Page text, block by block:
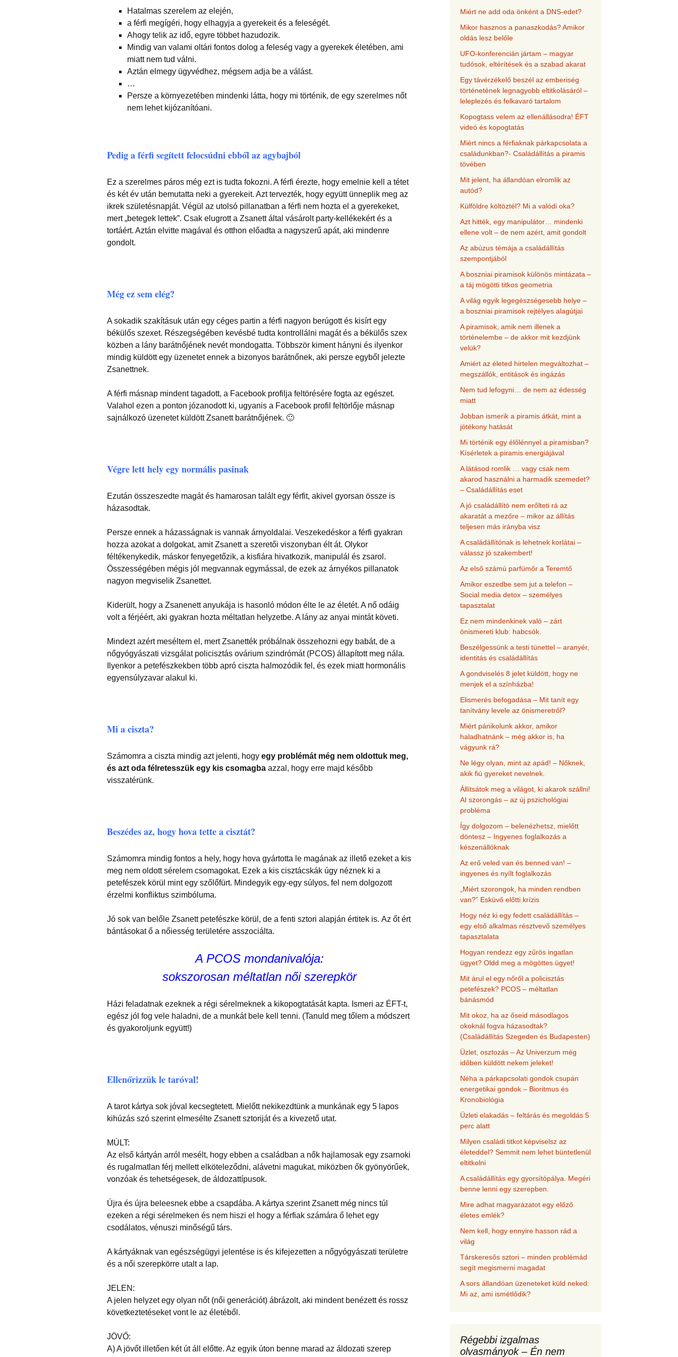
Hatalmas szerelem az elején,
a férfi megígéri, hogy elhagyja a gyerekeit és a feleségét.
Ahogy telik az idő, egyre többet hazudozik.
Mindig van valami oltári fontos dolog a feleség vagy a gyerekek életében, ami
miatt nem tud válni.
Aztán elmegy ügyvédhez, mégsem adja be a válást.
…
Persze a környezetében mindenki látta, hogy mi történik, de egy szerelmes nőt
nem lehet kijózanítóani.
Pedig a férfi segített felocsúdni ebből az agybajból
Ez a szerelmes páros még ezt is tudta fokozni. A férfi érezte, hogy emelnie kell a tétet
és két év után bemutatta neki a gyerekeit. Azt tervezték, hogy együtt ünneplik meg az
ikrek születésnapját. Végül az utolsó pillanatban a férfi nem hozta el a gyerekeket,
mert „betegek lettek”. Csak elugrott a Zsanett által vásárolt party-kellékekért és a
tortáért. Aztán elvitte magával és otthon előadta a nagyszerű apát, aki mindenre
gondolt.
Még ez sem elég?
A sokadik szakításuk után egy céges partin a férfi nagyon berúgott és kisírt egy
békülős szexet. Részegségében kevésbé tudta kontrollálni magát és a békülős szex
közben a lány barátnőjének nevét mondogatta. Többször kiment hányni és ilyenkor
mindig küldött egy üzenetet ennek a bizonyos barátnőnek, aki persze egyből jelezte
Zsanettnek.
A férfi másnap mindent tagadott, a Facebook profilja feltörésére fogta az egészet.
Valahol ezen a ponton józanodott ki, ugyanis a Facebook profil feltörlője másnap
sajnálkozó üzenetet küldött Zsanett barátnőjének. 🙂
Végre lett hely egy normális pasinak
Ezután összeszedte magát és hamarosan talált egy férfit, akivel gyorsan össze is
házasodtak.
Persze ennek a házasságnak is vannak árnyoldalai. Veszekedéskor a férfi gyakran
hozza azokat a dolgokat, amit Zsanett a szeretői viszonyban élt át. Olykor
féltékenykedik, máskor fenyegetőzik, a kisfiára hivatkozik, manipulál és zsarol.
Összességében mégis jól megvannak egymással, de ezek az árnyékos pillanatok
nagyon megviselik Zsanettet.
Kiderült, hogy a Zsanenett anyukája is hasonló módon élte le az életét. A nő odáig
volt a férjéért, aki gyakran hozta méltatlan helyzetbe. A lány az anyai mintát követi.
Mindezt azért meséltem el, mert Zsanették próbálnak összehozni egy babát, de a
nőgyógyászati vizsgálat policisztás ovárium szindrómát (PCOS) állapított meg nála.
Ilyenkor a petefészkekben több apró ciszta halmozódik fel, és ezek miatt hormonális
egyensúlyzavar alakul ki.
Mi a ciszta?
Számomra a ciszta mindig azt jelenti, hogy egy problémát még nem oldottuk meg,
és azt oda félretesszük egy kis csomagba azzal, hogy erre majd később
visszatérünk.
Beszédes az, hogy hova tette a cisztát?
Számomra mindig fontos a hely, hogy hova gyártotta le magának az illető ezeket a kis
meg nem oldott sérelem csomagokat. Ezek a kis cisztácskák úgy néznek ki a
petefészek körül mint egy szőlőfürt. Mindegyik egy-egy súlyos, fel nem dolgozott
érzelmi konfliktus szimbóluma.
Jó sok van belőle Zsanett petefészke körül, de a fenti sztori alapján értitek is. Az őt ért
bántásokat ő a nőiesség területére asszociálta.
A PCOS mondanivalója:
sokszorosan méltatlan női szerepkör
Házi feladatnak ezeknek a régi sérelmeknek a kikopogtatását kapta. Ismeri az ÉFT-t,
egész jól fog vele haladni, de a munkát bele kell tenni. (Tanuld meg tőlem a módszert
és gyakoroljunk együtt!)
Ellenőrizzük le taróval!
A tarot kártya sok jóval kecsegtetett. Mielőtt nekikezdtünk a munkának egy 5 lapos
kihúzás szó szerint elmesélte Zsanett sztoriját és a kivezető utat.
MÚLT:
Az első kártyán arról mesélt, hogy ebben a családban a nők hajlamosak egy zsarnoki
és rugalmatlan férj mellett elköteleződni, alávetni magukat, miközben ők gyönyörűek,
vonzóak és tehetségesek, de áldozattípusok.
Újra és újra beleesnek ebbe a csapdába. A kártya szerint Zsanett még nincs túl
ezeken a régi sérelmeken és nem hiszi el hogy a férfiak számára ő lehet egy
csodálatos, vénuszi minőségű társ.
A kártyáknak van egészségügyi jelentése is és kifejezetten a nőgyógyászati területre
és a női szerepkörre utalt a lap.
JELEN:
A jelen helyzet egy olyan nőt (női generációt) ábrázolt, aki mindent benézett és rossz
következtetéseket vont le az életéből.
JÖVŐ:
A) A jövőt illetően két út áll előtte. Az egyik úton benne marad az áldozati szerep
Miért ne add oda önként a DNS-edet?
Mikor hasznos a panaszkodás? Amikor
oldás lesz belőle
UFO-konferencián jártam – magyar
tudósok, eltérítések és a szabad akarat
Egy távérzékelő beszél az emberiség
történetének legnagyobb eltitkolásáról –
leleplezés és felkavaró tartalom
Kopogtass velem az ellenállásodra! ÉFT
videó és kopogtatás
Miért nincs a férfiaknak párkapcsolata a
családunkban?- Családállítás a piramis
tövében
Mit jelent, ha állandóan elromlik az
autód?
Külföldre költöztél? Mi a valódi oka?
Azt hitték, egy manipulátor… mindenki
ellene volt – de nem azért, amit gondolt
Az abúzus témája a családállítás
szempontjából
A boszniai piramisok különös mintázata –
a táj mögötti titkos geometria
A világ egyik legegészségesebb helye –
a boszniai piramisok rejtélyes alagútjai
A piramisok, amik nem illenek a
történelembe – de akkor mit kezdjünk
velük?
Amiért az életed hirtelen megváltozhat –
megszállók, entitások és ingázás
Nem tud lefogyni… de nem az édesség
miatt
Jobban ismerik a piramis átkát, mint a
jótékony hatását
Mi történik egy élőlénnyel a piramisban?
Kísérletek a piramis energiájával
A látásod romlik … vagy csak nem
akarod használni a harmadik szemedet?
– Családállítás eset
A jó családállító nem erőlteti rá az
akaratát a mezőre – mikor az állítás
teljesen más irányba visz
A családállítónak is lehetnek korlátai –
válassz jó szakembert!
Az első számú parfümőr a Teremtő
Amikor eszedbe sem jut a telefon –
Social media detox – személyes
tapasztalat
Ez nem mindenkinek való – zárt
önismereti klub: habcsók.
Beszélgessünk a testi tünettel – aranyér,
identitás és családállítás
A gondviselés 8 jelet küldött, hogy ne
menjek el a színházba!
Elismerés befogadása – Mit tanít egy
tanítvány levele az önismeretről?
Miért pánikolunk akkor, amikor
haladhatnánk – még akkor is, ha
vágyunk rá?
Ne légy olyan, mint az apád! – Nőknek,
akik fiú gyereket nevelnek.
Állítsátok meg a világot, ki akarok szállni!
AI szorongás – az új pszichológiai
probléma
Így dolgozom – belenézhetsz, mielőtt
döntesz – Ingyenes foglalkozás a
készenállóknak
Az erő veled van és benned van! –
ingyenes és nyílt foglalkozás
„Miért szorongok, ha minden rendben
van?” Esküvő előtti krízis
Hogy néz ki egy fedett családállítás –
egy első alkalmas résztvevő személyes
tapasztalata
Hogyan rendezz egy zűrös ingatlan
ügyet? Oldd meg a mögöttes ügyet!
Mit árul el egy nőről a policisztás
petefészek? PCOS – méltatlan
bánásmód
Mit okoz, ha az őseid másodlagos
okoknál fogva házasodtak?
(Családállítás Szegeden és Budapesten)
Üzlet, osztozás – Az Univerzum még
időben küldött nekem jeleket!
Néha a párkapcsolati gondok csupán
energetikai gondok – Bioritmus és
Kronobiológia
Üzleti elakadás – feltárás és megoldás 5
perc alatt
Milyen családi titkot képviselsz az
életeddel? Semmit nem lehet büntetlenül
eltitkolni
A családállítás egy gyorsítópálya. Megéri
benne lenni egy szerepben.
Mire adhat magyarázatot egy előző
életes emlék?
Nem kell, hogy ennyire hasson rád a
világ
Társkeresős sztori – minden problémád
segít megismerni magadat
A sors állandóan üzeneteket küld neked:
Mi az, ami ismétlődik?
Régebbi izgalmas
olvasmányok – Én nem